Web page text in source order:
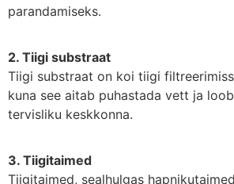
parandamiseks.
2. Tiigi substraat
Tiigi substraat on koi tiigi
kuna see aitab puhastada vett ja
tervisliku keskkonna.
3. Tiigitaimed
Tiigitaimed, sealhulgas